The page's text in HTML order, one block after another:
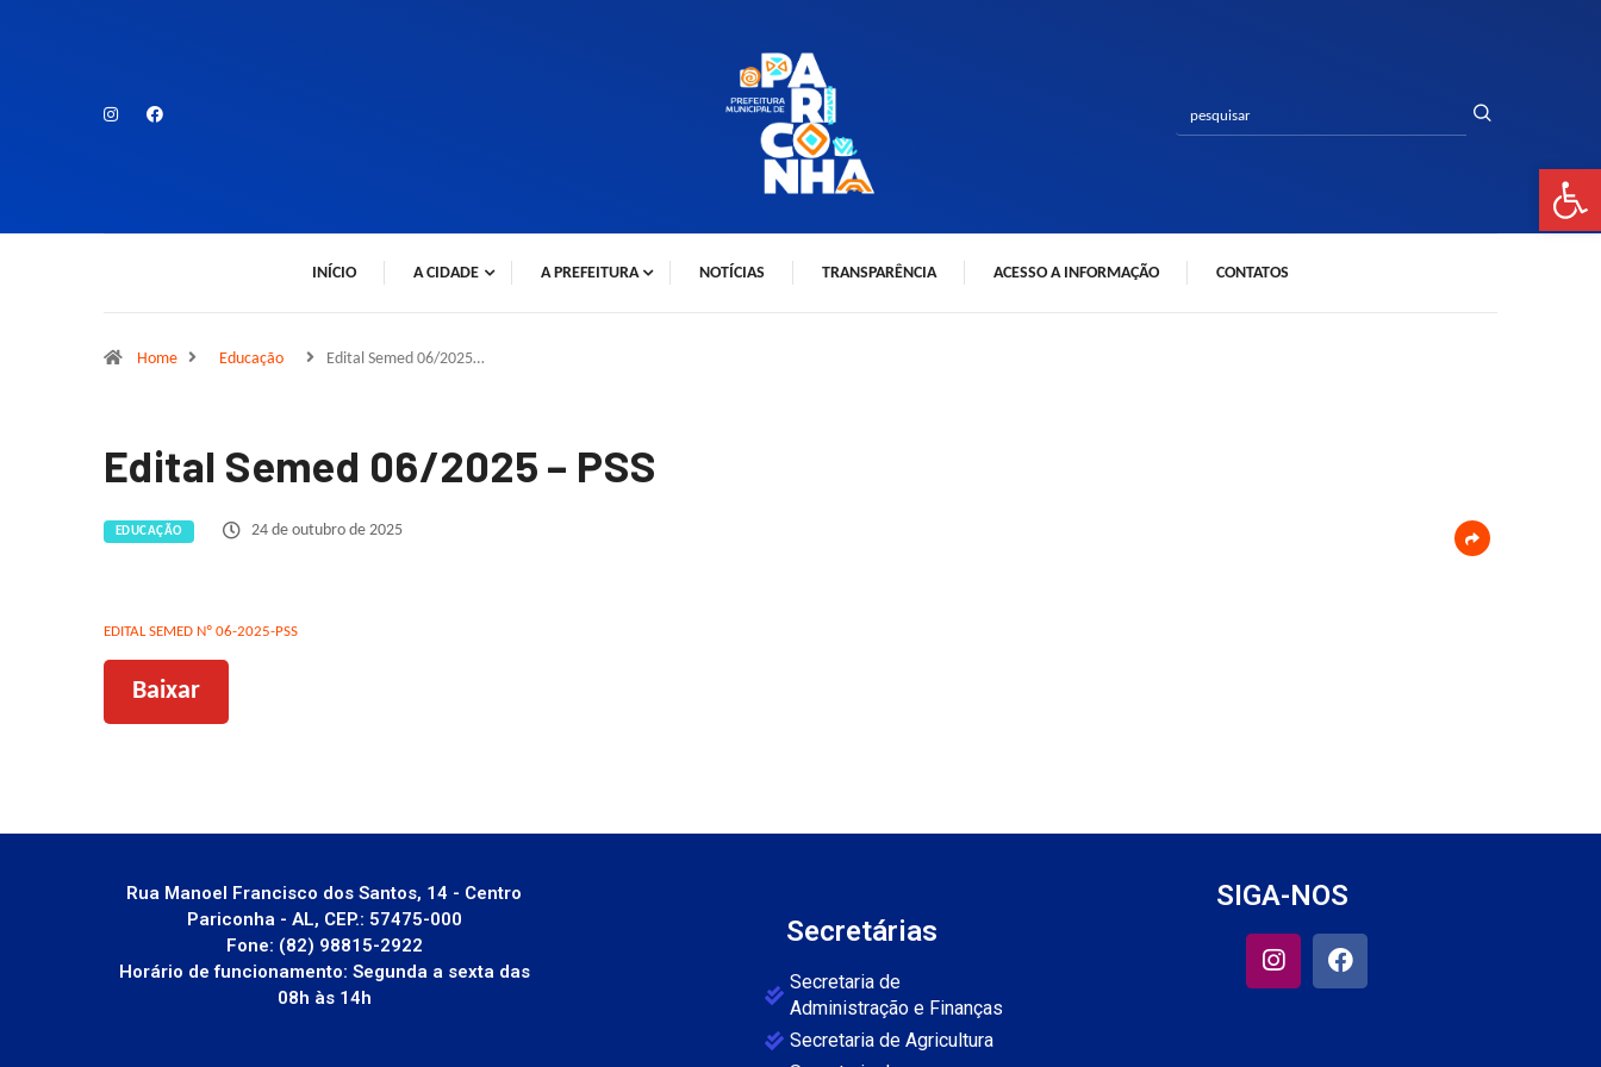
INÍCIO A CIDADE A PREFEITURA NOTÍCIAS TRANSPARÊNCIA ACESSO A INFORMAÇÃO CONTATOS
Home Educação Edital Semed 06/2025…
Edital Semed 06/2025 – PSS
EDUCAÇÃO 24 de outubro de 2025
EDITAL SEMED Nº 06-2025-PSS
Baixar
Rua Manoel Francisco dos Santos, 14 - Centro
Pariconha - AL, CEP.: 57475-000
Fone: (82) 98815-2922
Horário de funcionamento: Segunda a sexta das
08h às 14h
Secretárias
Secretaria de
Administração e Finanças
Secretaria de Agricultura
SIGA-NOS